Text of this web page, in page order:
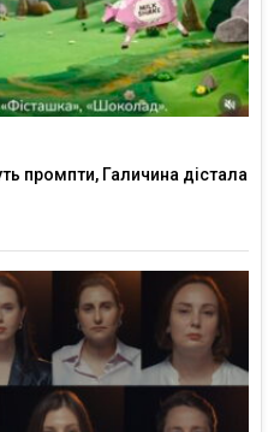
промпти, Галичина дістала